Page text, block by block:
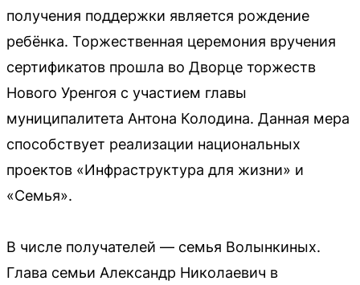
получения поддержки является рождение
ребёнка. Торжественная церемония вручения
сертификатов прошла во Дворце торжеств
Нового Уренгоя с участием главы
муниципалитета Антона Колодина. Данная мера
способствует реализации национальных
проектов «Инфраструктура для жизни» и
«Семья».
В числе получателей — семья Волынкиных.
Глава семьи Александр Николаевич в